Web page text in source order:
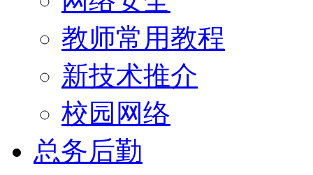
教师常用教程
新技术推介
校园网络
总务后勤